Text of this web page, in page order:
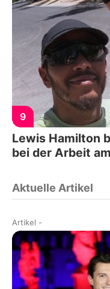
9
Lewis Hamilton
bei der Arbeit
Aktuelle Artikel
Artikel -